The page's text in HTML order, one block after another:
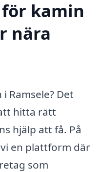
kamin
nära
Ramsele? Det
hitta rätt
hjälp att få. På
en plattform där
som